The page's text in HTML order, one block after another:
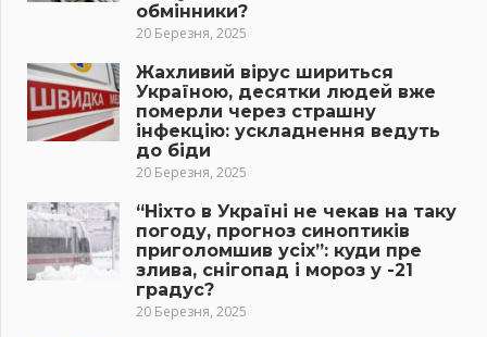
обмінники?
20 Березня, 2025
Жахливий вірус шириться
Україною, десятки людей вже
померли через страшну
інфекцію: ускладнення ведуть
до біди
20 Березня, 2025
“Ніхто в Україні не чекав на таку
погоду, прогноз синоптиків
приголомшив усіх”: куди пре
злива, снігопад і мороз у -21
градус?
20 Березня, 2025